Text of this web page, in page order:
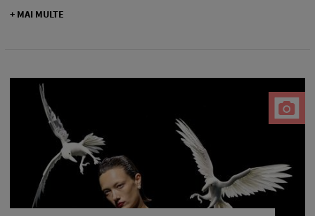
+ MAI MULTE